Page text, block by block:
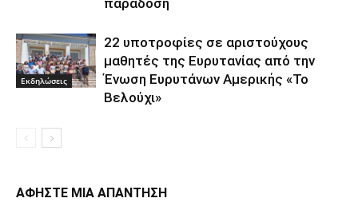
Εκδηλώσεις
22 υποτροφίες σε αριστούχους
μαθητές της Ευρυτανίας από την
Ένωση Ευρυτάνων Αμερικής «Το
Βελούχι»
ΑΦΗΣΤΕ ΜΙΑ ΑΠΑΝΤΗΣΗ